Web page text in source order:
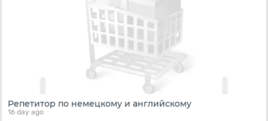
Репетитор по немецкому и английскому
16 day ago